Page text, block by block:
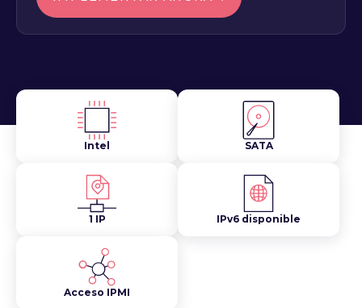
Intel SATA
1 IP IPv6 disponible
Acceso IPMI